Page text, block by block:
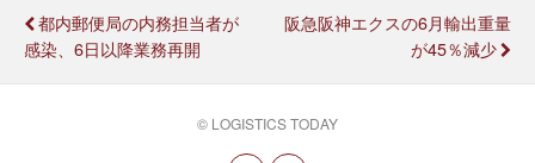
都内郵便局の内務担当者が
感染、6日以降業務再開
阪急阪神エクスの6月輸出重量
が45％減少
© LOGISTICS TODAY